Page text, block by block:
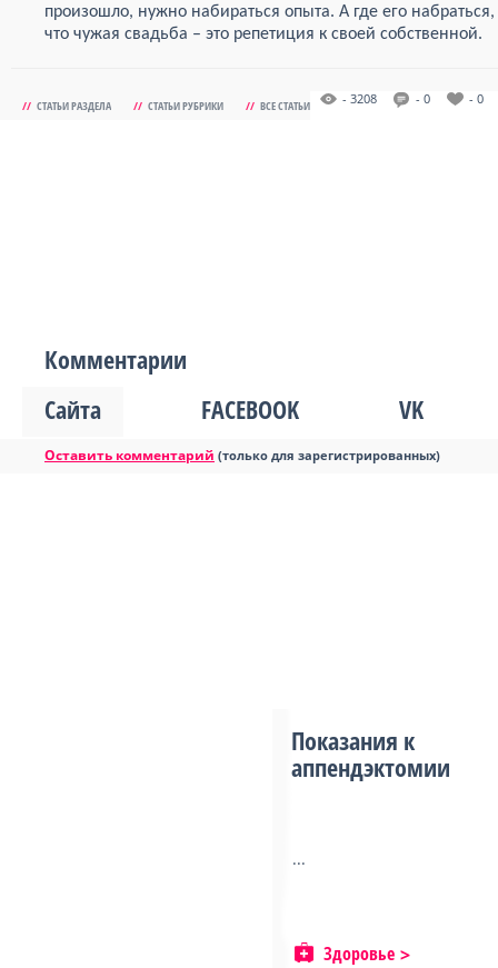
произошло, нужно набираться опыта. А где его
что чужая свадьба – это репетиция к своей собственной.
// СТАТЬИ РАЗДЕЛА // СТАТЬИ РУБРИКИ // ВСЕ СТАТЬИ - 3208 - 0 - 0
Комментарии
Сайта
FACEBOOK VK
Оставить комментарий (только для зарегистрированных)
Показания к
аппендэктомии
...
Здоровье